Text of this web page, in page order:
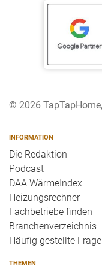
© 2026
INFORMATION
Die Redaktion
Podcast
DAA WärmeIndex
Heizungsrechner
Fachbetriebe finden
Branchenverzeichnis
Häufig gestellte
THEMEN